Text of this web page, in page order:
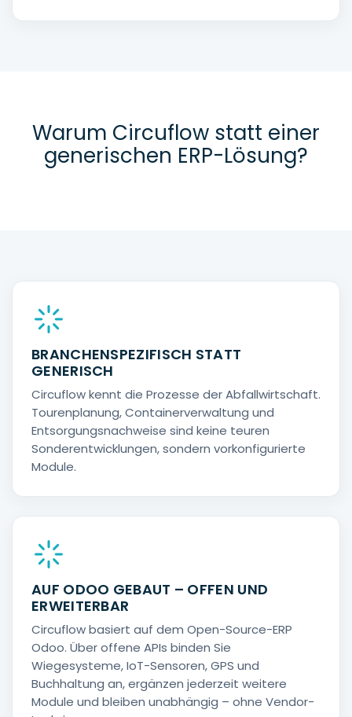
Warum Circuflow statt einer
generischen ERP-Lösung?
BRANCHENSPEZIFISCH STATT
GENERISCH
Circuflow kennt die Prozesse der Abfallwirtschaft.
Tourenplanung, Containerverwaltung und
Entsorgungsnachweise sind keine teuren
Sonderentwicklungen, sondern vorkonfigurierte
Module.
AUF ODOO GEBAUT – OFFEN UND
ERWEITERBAR
Circuflow basiert auf dem Open-Source-ERP
Odoo. Über offene APIs binden Sie
Wiegesysteme, IoT-Sensoren, GPS und
Buchhaltung an, ergänzen jederzeit weitere
Module und bleiben unabhängig – ohne Vendor-